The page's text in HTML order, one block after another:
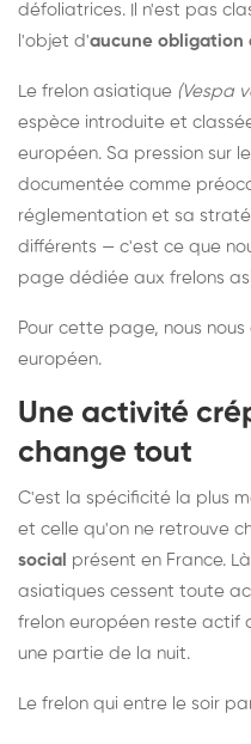
défoliatrices. Il n'est pas
l'objet d'aucune obligation
Le frelon asiatique (Vespa
espèce introduite et
européen. Sa pression sur
documentée comme
réglementation et sa
différents — c'est ce que
page dédiée aux frelons
Pour cette page, nous
européen.
Une activité
change tout
C'est la spécificité la plus
et celle qu'on ne retrouve
social présent en France.
asiatiques cessent toute
frelon européen reste actif
une partie de la nuit.
Le frelon qui entre le soir